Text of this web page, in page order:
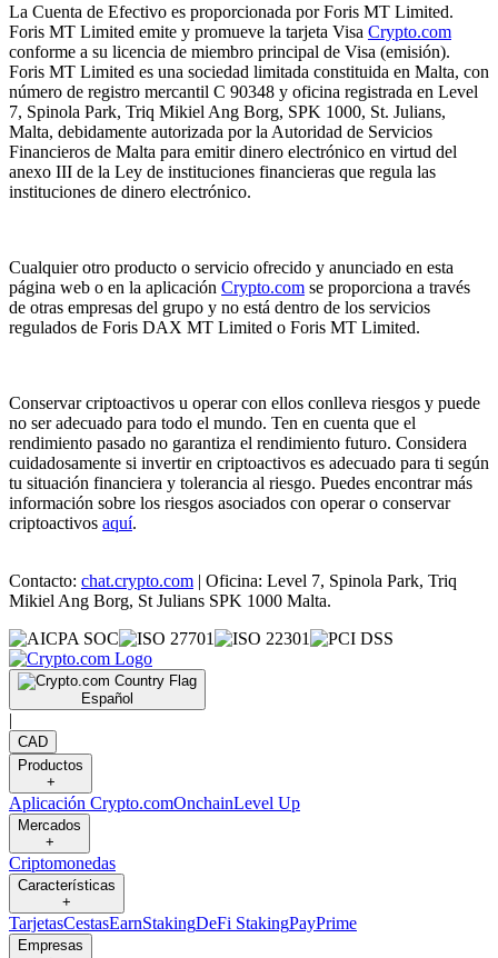
La Cuenta de Efectivo es proporcionada por Foris MT Limited.
Foris MT Limited emite y promueve la tarjeta Visa Crypto.com
conforme a su licencia de miembro principal de Visa (emisión).
Foris MT Limited es una sociedad limitada constituida en Malta, con
número de registro mercantil C 90348 y oficina registrada en Level
7, Spinola Park, Triq Mikiel Ang Borg, SPK 1000, St. Julians,
Malta, debidamente autorizada por la Autoridad de Servicios
Financieros de Malta para emitir dinero electrónico en virtud del
anexo III de la Ley de instituciones financieras que regula las
instituciones de dinero electrónico.
Cualquier otro producto o servicio ofrecido y anunciado en esta
página web o en la aplicación Crypto.com se proporciona a través
de otras empresas del grupo y no está dentro de los servicios
regulados de Foris DAX MT Limited o Foris MT Limited.
Conservar criptoactivos u operar con ellos conlleva riesgos y puede
no ser adecuado para todo el mundo. Ten en cuenta que el
rendimiento pasado no garantiza el rendimiento futuro. Considera
cuidadosamente si invertir en criptoactivos es adecuado para ti según
tu situación financiera y tolerancia al riesgo. Puedes encontrar más
información sobre los riesgos asociados con operar o conservar
criptoactivos aquí.
Contacto: chat.crypto.com | Oficina: Level 7, Spinola Park, Triq
Mikiel Ang Borg, St Julians SPK 1000 Malta.
Español
|
CAD
Productos
+
Aplicación Crypto.comOnchainLevel Up
Mercados
+
Criptomonedas
Características
+
TarjetasCestasEarnStakingDeFi StakingPayPrime
Empresas